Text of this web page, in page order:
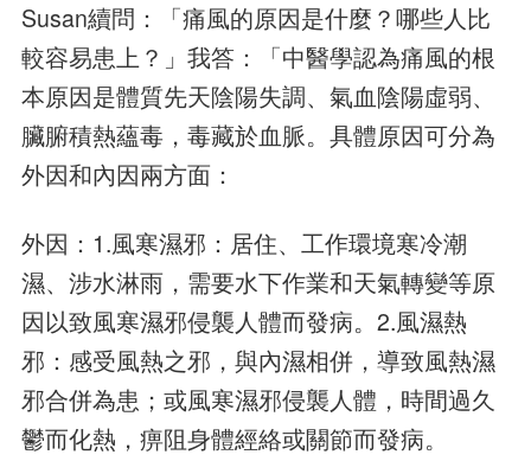
Susan續問：「痛風的原因是什麼？哪些人比
較容易患上？」我答：「中醫學認為痛風的根
本原因是體質先天陰陽失調、氣血陰陽虛弱、
臟腑積熱蘊毒，毒藏於血脈。具體原因可分為
外因和內因兩方面：
外因：1.風寒濕邪：居住、工作環境寒冷潮
濕、涉水淋雨，需要水下作業和天氣轉變等原
因以致風寒濕邪侵襲人體而發病。2.風濕熱
邪：感受風熱之邪，與內濕相併，導致風熱濕
邪合併為患；或風寒濕邪侵襲人體，時間過久
鬱而化熱，痹阻身體經絡或關節而發病。